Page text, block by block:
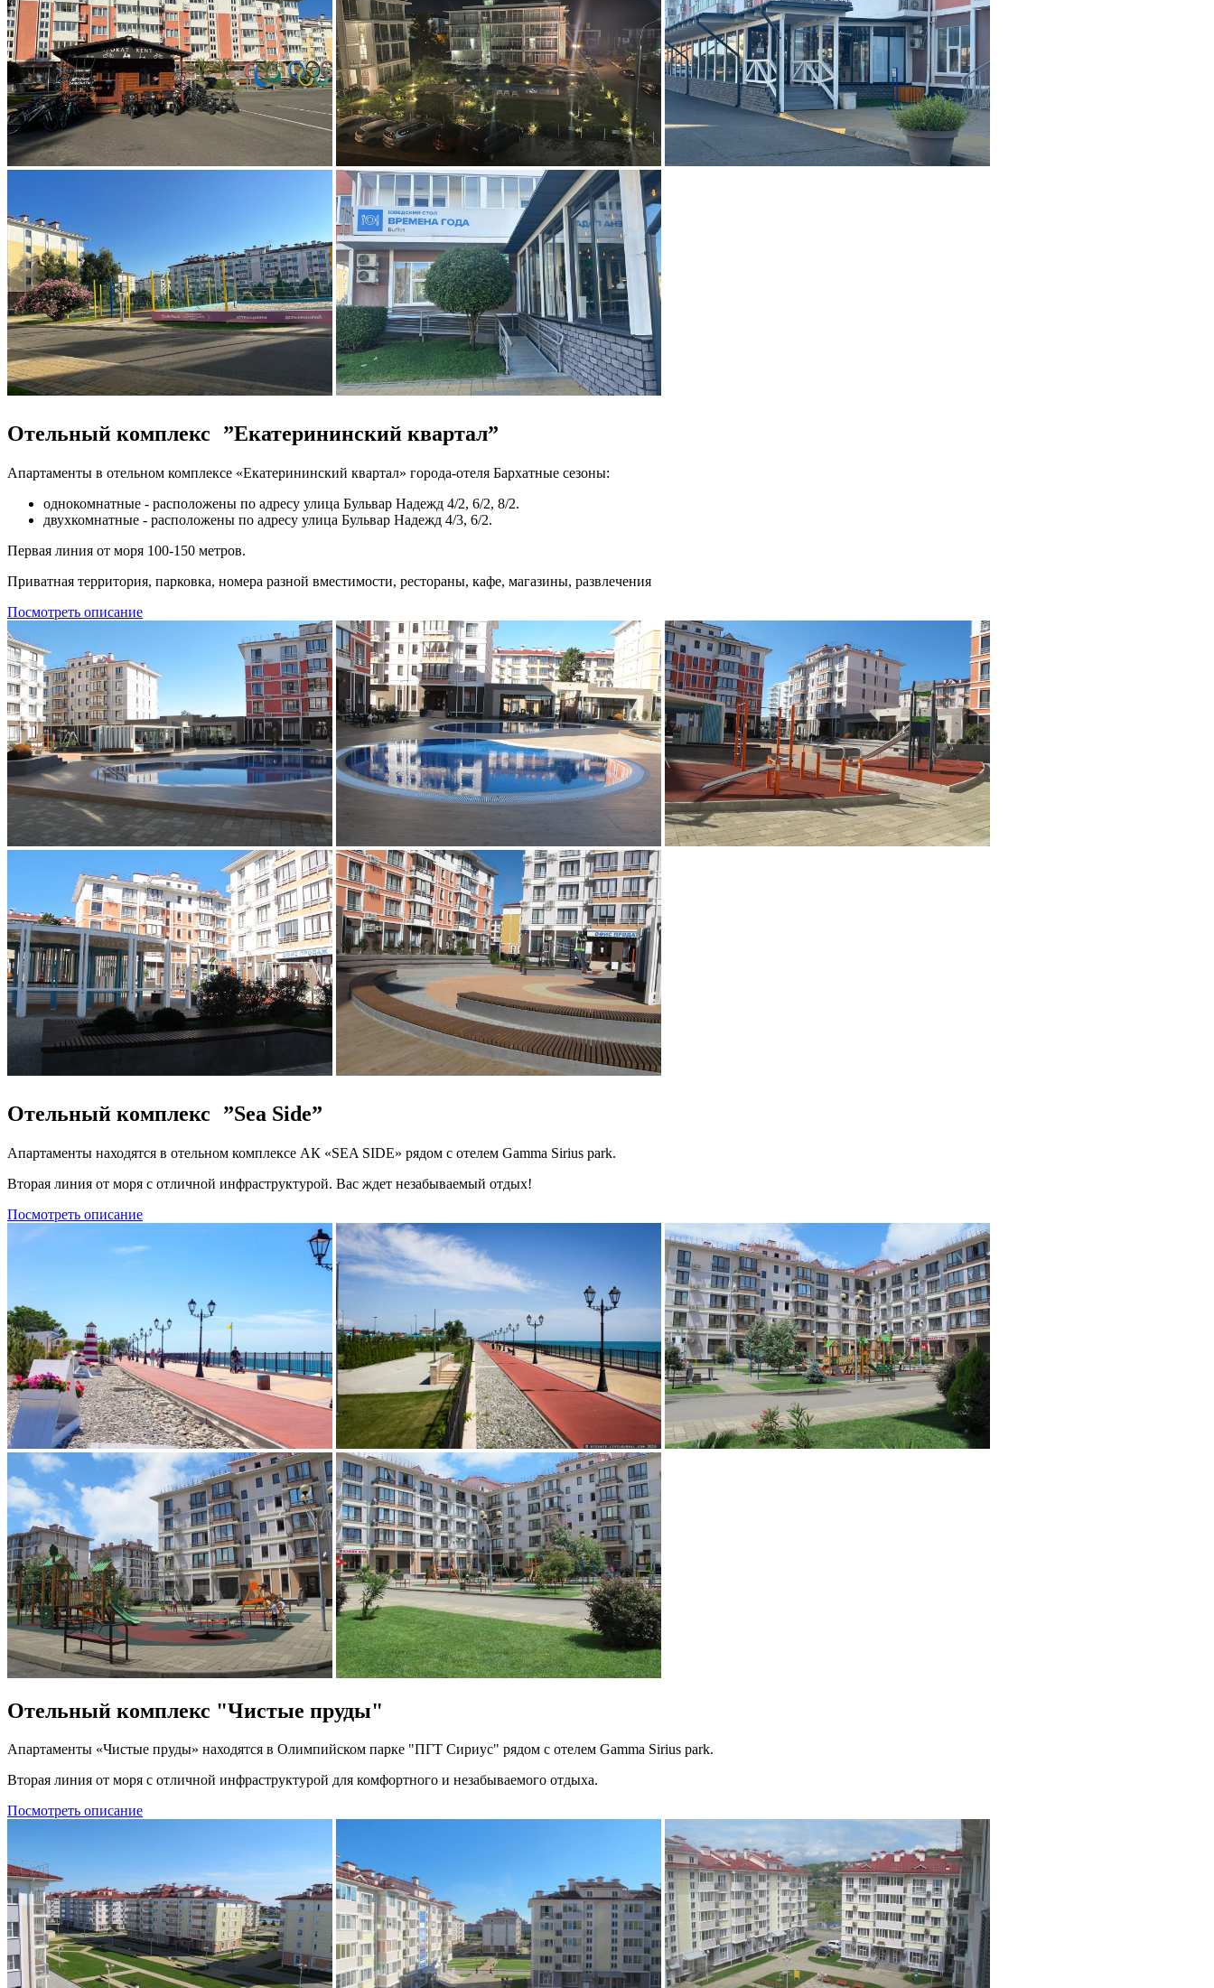
Отельный комплекс ”Екатерининский квартал”
Апартаменты в отельном комплексе «Екатерининский квартал» города-отеля Бархатные сезоны:
однокомнатные - расположены по адресу улица Бульвар Надежд 4/2, 6/2, 8/2.
двухкомнатные - расположены по адресу улица Бульвар Надежд 4/3, 6/2.
Первая линия от моря 100-150 метров.
Приватная территория, парковка, номера разной вместимости, рестораны, кафе, магазины, развлечения
Посмотреть описание
Отельный комплекс ”Sea Side”
Апартаменты находятся в отельном комплексе АК «SEA SIDE» рядом с отелем Gamma Sirius park.
Вторая линия от моря с отличной инфраструктурой. Вас ждет незабываемый отдых!
Посмотреть описание
Отельный комплекс "Чистые пруды"
Апартаменты «Чистые пруды» находятся в Олимпийском парке "ПГТ Сириус" рядом с отелем Gamma Sirius park.
Вторая линия от моря с отличной инфраструктурой для комфортного и незабываемого отдыха.
Посмотреть описание